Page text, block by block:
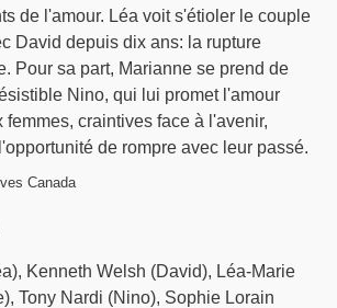
de l'amour. Léa voit s'étioler le couple
David depuis dix ans: la rupture
Pour sa part, Marianne se prend de
Nino, qui lui promet l'amour
femmes, craintives face à l'avenir,
de rompre avec leur passé.
Canada
Kenneth Welsh (David), Léa-Marie
Tony Nardi (Nino), Sophie Lorain